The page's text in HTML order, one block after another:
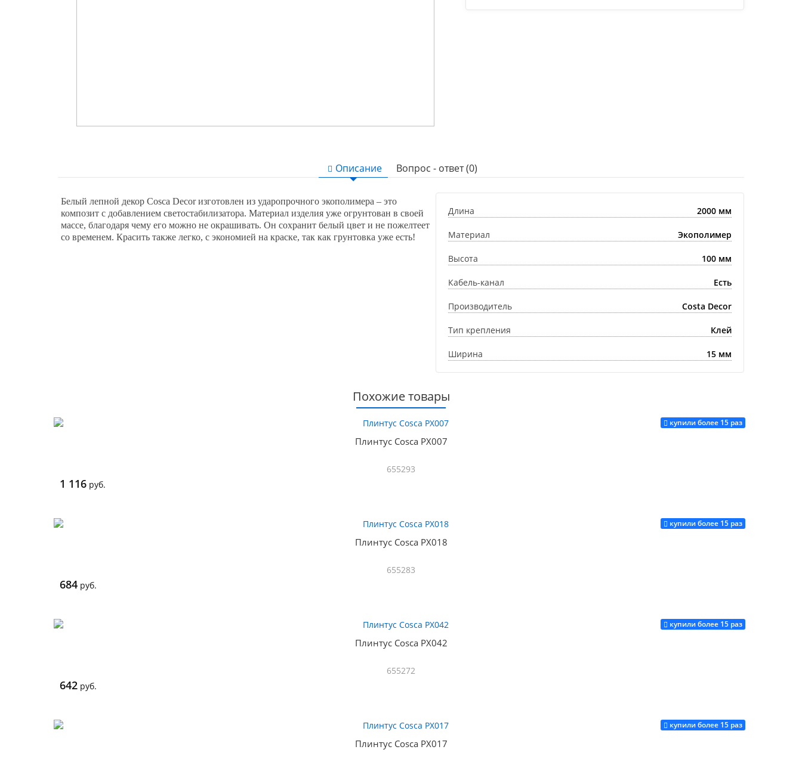
Описание Вопрос - ответ (0)
Белый лепной декор Cosca Decor изготовлен из ударопрочного экополимера – это
композит с добавлением светостабилизатора. Материал изделия уже огрунтован в своей
массе, благодаря чему его можно не окрашивать. Он сохранит белый цвет и не пожелтеет
со временем. Красить также легко, с экономией на краске, так как грунтовка уже есть!
Длина 2000 мм
Материал Экополимер
Высота 100 мм
Кабель-канал Есть
Производитель Costa Decor
Тип крепления Клей
Ширина 15 мм
Похожие товары
купили более 15 раз
Плинтус Cosca PX007
655293
1 116 руб.
Купить
купили более 15 раз
Плинтус Cosca PX018
655283
684 руб.
Купить
купили более 15 раз
Плинтус Cosca PX042
655272
642 руб.
Купить
купили более 15 раз
Плинтус Cosca PX017